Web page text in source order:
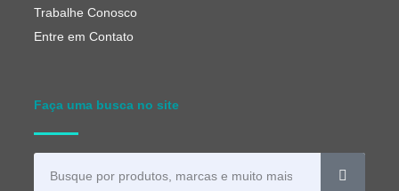
Trabalhe Conosco
Entre em Contato
Faça uma busca no site